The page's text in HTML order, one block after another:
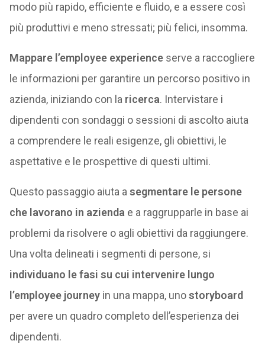
modo più rapido, efficiente e fluido, e a essere così
più produttivi e meno stressati; più felici, insomma.
Mappare l’employee experienceserve a raccogliere
le informazioni per garantire un percorso positivo in
azienda, iniziando con la ricerca. Intervistare i
dipendenti con sondaggi o sessioni di ascolto aiuta
a comprendere le reali esigenze, gli obiettivi, le
aspettative e le prospettive di questi ultimi.
Questo passaggio aiuta asegmentare le persone
che lavorano in aziendae a raggrupparle in base ai
problemi da risolvere o agli obiettivi da raggiungere.
Una volta delineati i segmenti di persone, si
individuano le fasi su cui intervenire lungo
l’employee journeyin una mappa, unostoryboard
per avere un quadro completo dell’esperienza dei
dipendenti.